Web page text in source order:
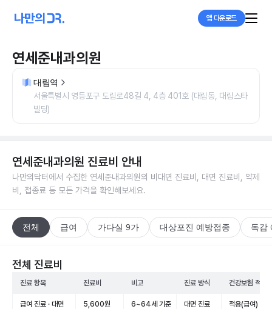
앱 다운로드
연세준내과의원
대림역
서울특별시 영등포구 도림로48길 4, 4층 401호 (대림동, 대림스타
빌딩)
연세준내과의원 진료비 안내
나만의닥터에서 수집한 연세준내과의원의 비대면 진료비, 대면 진료비, 약제
비, 접종료 등 모든 가격을 확인해보세요.
전체 급여 가다실 9가 대상포진 예방접종 독감
전체 진료비
진료 항목 진료비 비고 진료 방식 건강보험 적용
급여 진료 · 대면 5,600원 6~64세 기준 대면 진료 적용(급여)